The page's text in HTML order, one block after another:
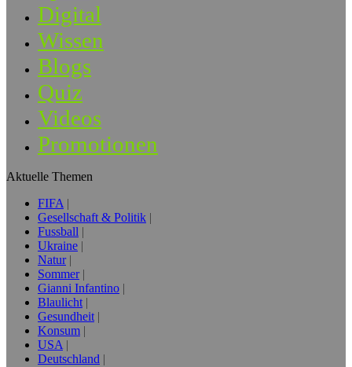
Digital
Wissen
Blogs
Quiz
Videos
Promotionen
Aktuelle Themen
FIFA
Gesellschaft & Politik
Fussball
Ukraine
Natur
Sommer
Gianni Infantino
Blaulicht
Gesundheit
Konsum
USA
Deutschland